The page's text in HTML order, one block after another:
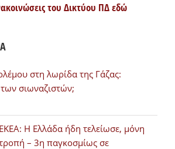
του Δικτύου ΠΔ εδώ
στη λωρίδα της Γάζας:
σιωναζιστών;
Η Ελλάδα ήδη τελείωσε, μόνη
– 3η παγκοσμίως σε